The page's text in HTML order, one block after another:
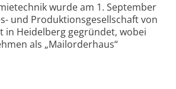
wurde am 1. September
und Produktionsgesellschaft von
in Heidelberg gegründet, wobei
als „Mailorderhaus“